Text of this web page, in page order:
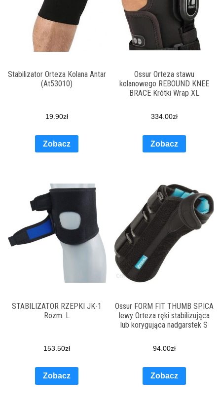
Stabilizator Orteza Kolana Antar
(At53010)
19.90zł
Zobacz
Ossur Orteza stawu
kolanowego REBOUND KNEE
BRACE Krótki Wrap XL
334.00zł
Zobacz
STABILIZATOR RZEPKI JK-1
Rozm. L
153.50zł
Zobacz
Ossur FORM FIT THUMB SPICA
lewy Orteza ręki stabilizująca
lub korygująca nadgarstek S
94.00zł
Zobacz